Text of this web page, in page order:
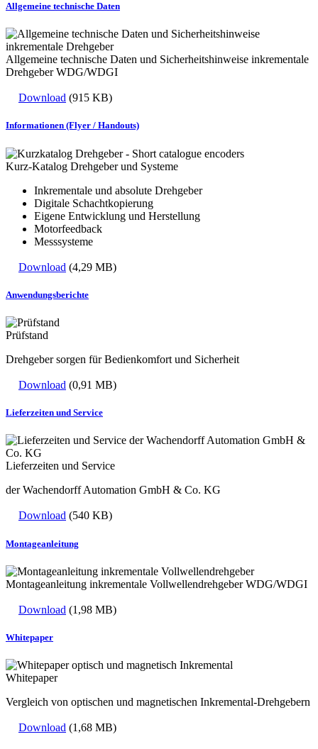
Allgemeine technische Daten
Allgemeine technische Daten und Sicherheitshinweise inkrementale
Drehgeber WDG/WDGI
Download (915 KB)
Informationen (Flyer / Handouts)
Kurz-Katalog Drehgeber und Systeme
Inkrementale und absolute Drehgeber
Digitale Schachtkopierung
Eigene Entwicklung und Herstellung
Motorfeedback
Messsysteme
Download (4,29 MB)
Anwendungsberichte
Prüfstand
Drehgeber sorgen für Bedienkomfort und Sicherheit
Download (0,91 MB)
Lieferzeiten und Service
Lieferzeiten und Service
der Wachendorff Automation GmbH & Co. KG
Download (540 KB)
Montageanleitung
Montageanleitung inkrementale Vollwellendrehgeber WDG/WDGI
Download (1,98 MB)
Whitepaper
Whitepaper
Vergleich von optischen und magnetischen Inkremental-Drehgebern
Download (1,68 MB)